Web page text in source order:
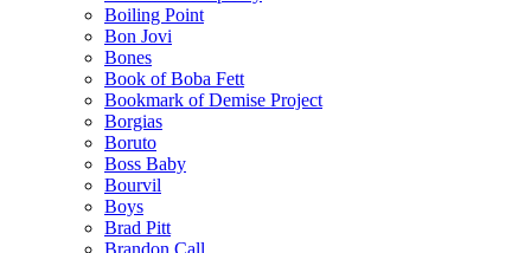
Boiling Point
Bon Jovi
Bones
Book of Boba Fett
Bookmark of Demise Project
Borgias
Boruto
Boss Baby
Bourvil
Boys
Brad Pitt
Brandon Call